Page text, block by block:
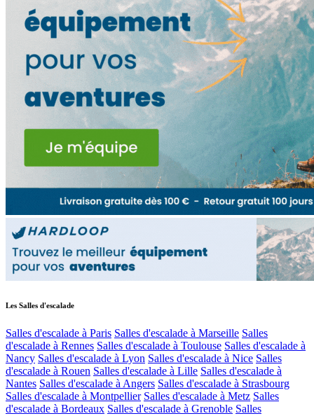
Les Salles d'escalade
Salles d'escalade à Paris Salles d'escalade à Marseille Salles
d'escalade à Rennes Salles d'escalade à Toulouse Salles d'escalade à
Nancy Salles d'escalade à Lyon Salles d'escalade à Nice Salles
d'escalade à Rouen Salles d'escalade à Lille Salles d'escalade à
Nantes Salles d'escalade à Angers Salles d'escalade à Strasbourg
Salles d'escalade à Montpellier Salles d'escalade à Metz Salles
d'escalade à Bordeaux Salles d'escalade à Grenoble Salles